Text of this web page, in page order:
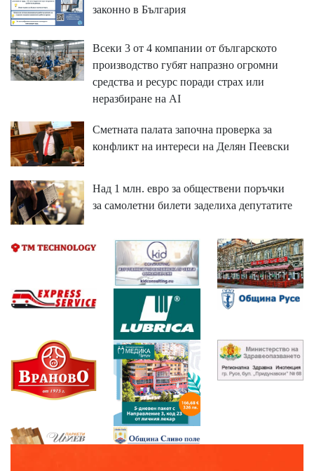
законно в България
Всеки 3 от 4 компании от българското
производство губят напразно огромни
средства и ресурс поради страх или
неразбиране на AI
Сметната палата започна проверка за
конфликт на интереси на Делян Пеевски
Над 1 млн. евро за обществени поръчки
за самолетни билети заделиха депутатите